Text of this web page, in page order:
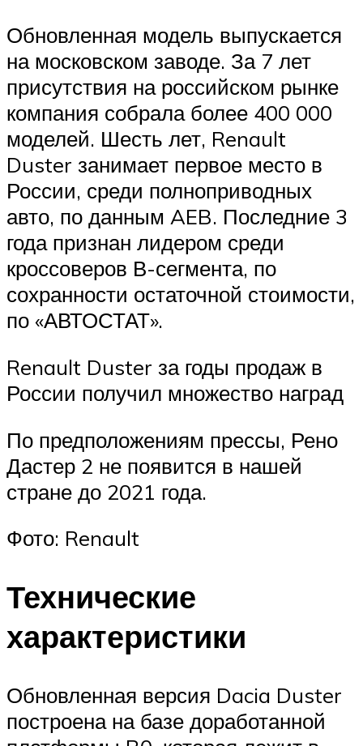
Обновленная модель выпускается
на московском заводе. За 7 лет
присутствия на российском рынке
компания собрала более 400 000
моделей. Шесть лет, Renault
Duster занимает первое место в
России, среди полноприводных
авто, по данным AEB. Последние 3
года признан лидером среди
кроссоверов В-сегмента, по
сохранности остаточной стоимости,
по «АВТОСТАТ».
Renault Duster за годы продаж в
России получил множество наград
По предположениям прессы, Рено
Дастер 2 не появится в нашей
стране до 2021 года.
Фото: Renault
Технические
характеристики
Обновленная версия Dacia Duster
построена на базе доработанной